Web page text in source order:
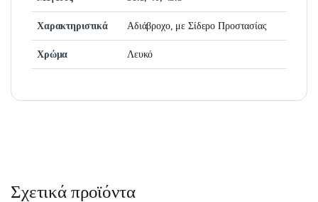
Χαρακτηριστικά Αδιάβροχο, με Σίδερο Προστασίας
Χρώμα Λευκό
Σχετικά προϊόντα